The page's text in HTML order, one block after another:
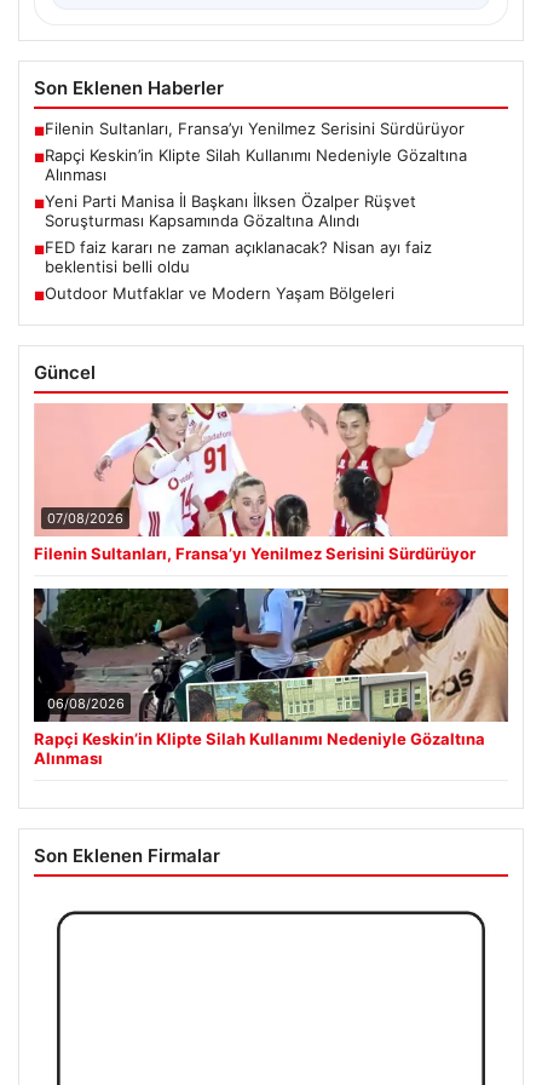
Son Eklenen Haberler
■Filenin Sultanları, Fransa’yı Yenilmez Serisini Sürdürüyor
■Rapçi Keskin’in Klipte Silah Kullanımı Nedeniyle Gözaltına
Alınması
■Yeni Parti Manisa İl Başkanı İlksen Özalper Rüşvet
Soruşturması Kapsamında Gözaltına Alındı
■FED faiz kararı ne zaman açıklanacak? Nisan ayı faiz
beklentisi belli oldu
■Outdoor Mutfaklar ve Modern Yaşam Bölgeleri
Güncel
07/08/2026
Filenin Sultanları, Fransa’yı Yenilmez Serisini Sürdürüyor
06/08/2026
Rapçi Keskin’in Klipte Silah Kullanımı Nedeniyle Gözaltına
Alınması
Son Eklenen Firmalar